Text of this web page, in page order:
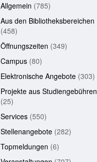
Allgemein (785)
Aus den Bibliotheksbereichen
(458)
Öffnungszeiten (349)
Campus (80)
Elektronische Angebote (303)
Projekte aus Studiengebühren
(25)
Services (550)
Stellenangebote (282)
Topmeldungen (6)